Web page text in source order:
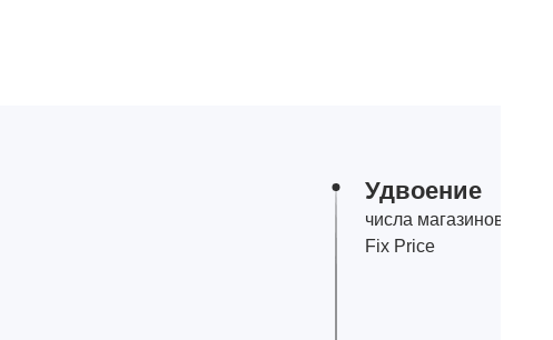
Удвоение
числа магазинов
Fix Price